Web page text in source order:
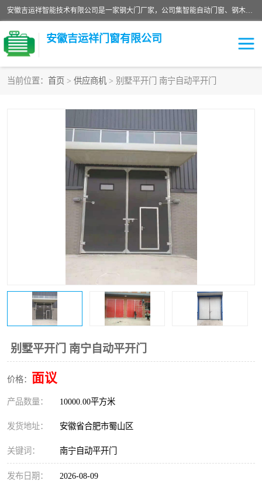
安徽吉运祥智能技术有限公司是一家钢大门厂家，公司集智能自动门窗、钢木门、特种门窗、工业门窗、图集门窗、定制门窗、非标门窗等通道产品的研发设计、制作、安装于一体的综合性、性高新技术企业。
安徽吉运祥门窗有限公司
当前位置： 首页 > 供应商机 > 别墅平开门 南宁自动平开门
别墅平开门 南宁自动平开门
价格： 面议
产品数量： 10000.00平方米
发货地址： 安徽省合肥市蜀山区
关键词： 南宁自动平开门
发布日期： 2026-08-09
变压器室门窗
工业电动折叠门
工业平移门
监狱门及监狱设备
变压器室配电房门 钢大门厂家
彩钢板门